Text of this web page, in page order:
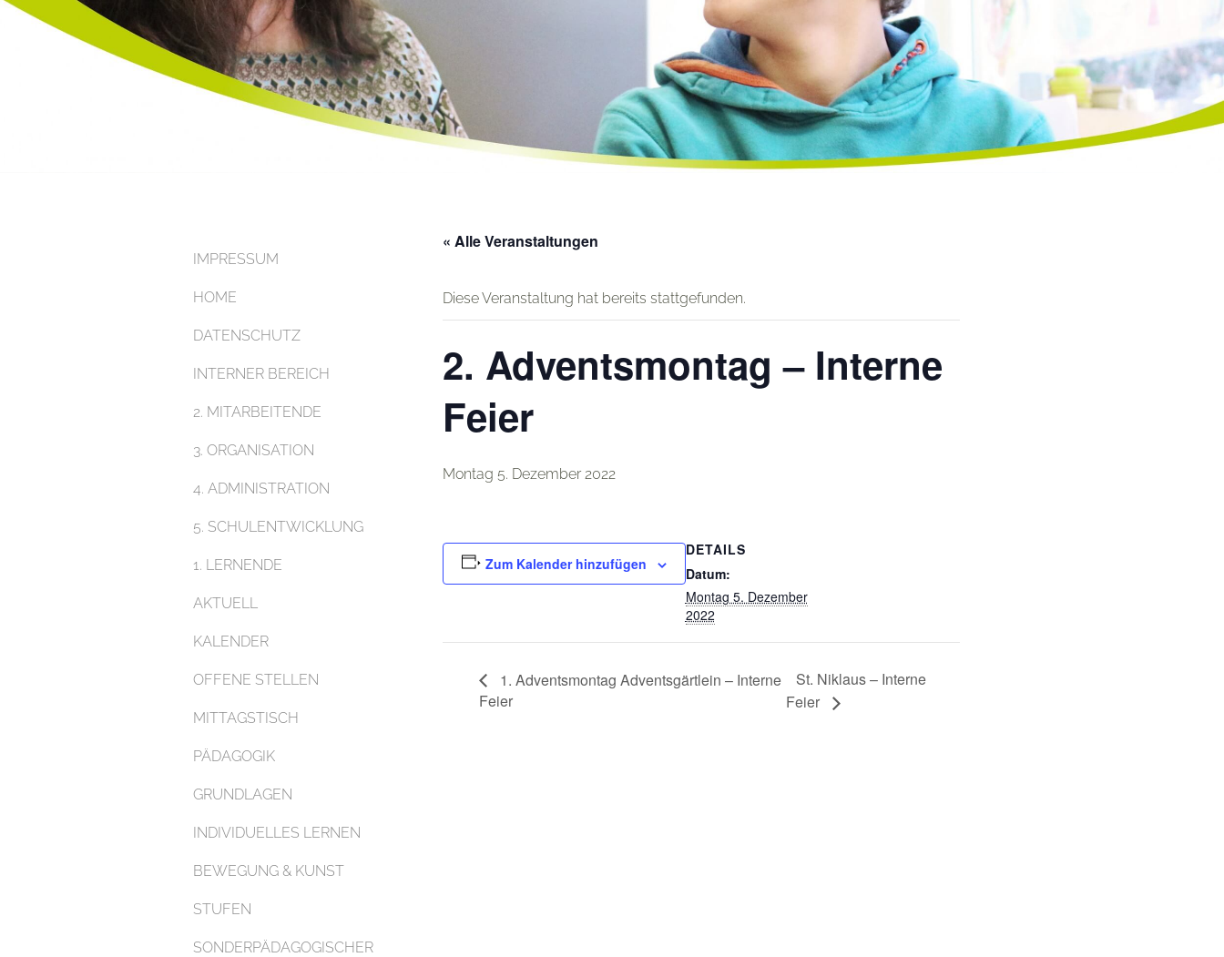
IMPRESSUM
HOME
DATENSCHUTZ
INTERNER BEREICH
2. MITARBEITENDE
3. ORGANISATION
4. ADMINISTRATION
5. SCHULENTWICKLUNG
1. LERNENDE
AKTUELL
KALENDER
OFFENE STELLEN
MITTAGSTISCH
PÄDAGOGIK
GRUNDLAGEN
INDIVIDUELLES LERNEN
BEWEGUNG & KUNST
STUFEN
SONDERPÄDAGOGISCHER
« Alle Veranstaltungen
Diese Veranstaltung hat bereits stattgefunden.
2. Adventsmontag – Interne
Feier
Montag 5. Dezember 2022
Zum Kalender hinzufügen
DETAILS
Datum:
Montag 5. Dezember
2022
1. Adventsmontag Adventsgärtlein – Interne
Feier
St. Niklaus – Interne
Feier